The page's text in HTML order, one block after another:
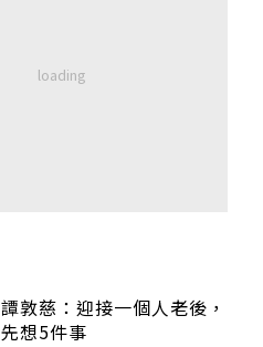
譚敦慈：迎接一個人老後，
先想5件事